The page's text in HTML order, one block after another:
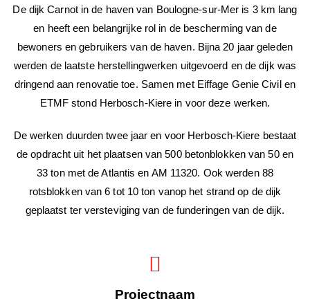
De dijk Carnot in de haven van Boulogne-sur-Mer is 3 km lang
en heeft een belangrijke rol in de bescherming van de
bewoners en gebruikers van de haven. Bijna 20 jaar geleden
werden de laatste herstellingwerken uitgevoerd en de dijk was
dringend aan renovatie toe. Samen met Eiffage Genie Civil en
ETMF stond Herbosch-Kiere in voor deze werken.
De werken duurden twee jaar en voor Herbosch-Kiere bestaat
de opdracht uit het plaatsen van 500 betonblokken van 50 en
33 ton met de Atlantis en AM 11320. Ook werden 88
rotsblokken van 6 tot 10 ton vanop het strand op de dijk
geplaatst ter versteviging van de funderingen van de dijk.
Projectnaam